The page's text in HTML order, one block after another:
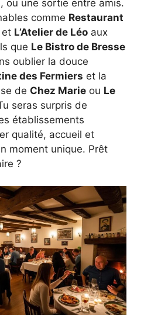
ou une sortie entre amis.
comme Restaurant
et L’Atelier de Léo aux
que Le Bistro de Bresse
oublier la douce
des Fermiers et la
de Chez Marie ou Le
seras surpris de
établissements
qualité, accueil et
moment unique. Prêt
?